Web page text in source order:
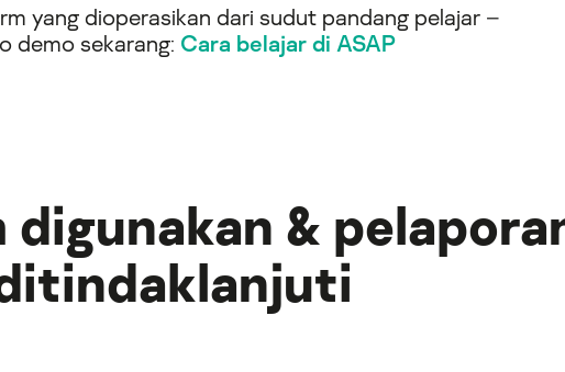
yang dioperasikan dari sudut pandang pelajar –
demo sekarang: Cara belajar di ASAP
&